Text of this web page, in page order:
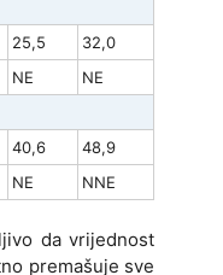
25,5
32,0
NE
NE
40,6
48,9
NE NNE
da vrijednost
premašuje sve